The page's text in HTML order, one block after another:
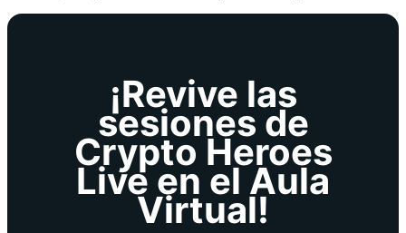
¡Revive las
sesiones de
Crypto Heroes
Live en el Aula
Virtual!